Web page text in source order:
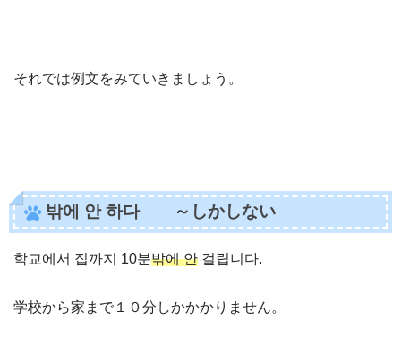
それでは例文をみていきましょう。
밖에 안 하다 ～しかしない
학교에서 집까지 10분밖에 안 걸립니다.
学校から家まで１０分しかかかりません。